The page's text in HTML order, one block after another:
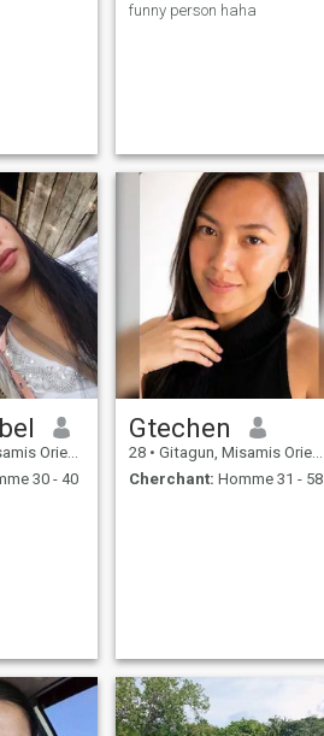
funny person haha
Philippines
30 - 40
Gtechen
28 • Gitagun, Misamis Oriental, Philippines
Cherchant: Homme 31 - 58